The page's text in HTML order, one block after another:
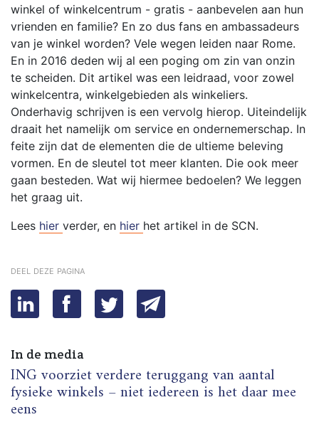
winkel of winkelcentrum - gratis - aanbevelen aan hun
vrienden en familie? En zo dus fans en ambassadeurs
van je winkel worden? Vele wegen leiden naar Rome.
En in 2016 deden wij al een poging om zin van onzin
te scheiden. Dit artikel was een leidraad, voor zowel
winkelcentra, winkelgebieden als winkeliers.
Onderhavig schrijven is een vervolg hierop. Uiteindelijk
draait het namelijk om service en ondernemerschap. In
feite zijn dat de elementen die de ultieme beleving
vormen. En de sleutel tot meer klanten. Die ook meer
gaan besteden. Wat wij hiermee bedoelen? We leggen
het graag uit.
Lees hier verder, en hier het artikel in de SCN.
deel deze pagina
In de media
ING voorziet verdere teruggang van aantal
fysieke winkels – niet iedereen is het daar mee
eens